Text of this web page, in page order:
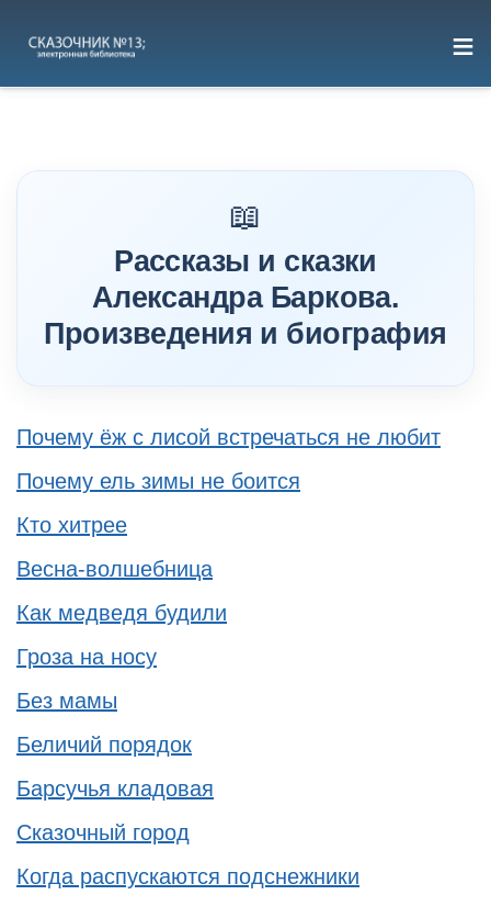
≡
Рассказы и сказки
Александра Баркова.
Произведения и биография
Почему ёж с лисой встречаться не любит
Почему ель зимы не боится
Кто хитрее
Весна-волшебница
Как медведя будили
Гроза на носу
Без мамы
Беличий порядок
Барсучья кладовая
Сказочный город
Когда распускаются подснежники